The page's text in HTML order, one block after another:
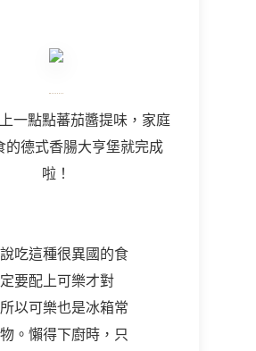
一點點蕃茄醬提味，家庭
的德式香腸大亨堡就完成
啦！
吃這種很異國的食
要配上可樂才對
以可樂也是冰箱常
。懶得下廚時，只